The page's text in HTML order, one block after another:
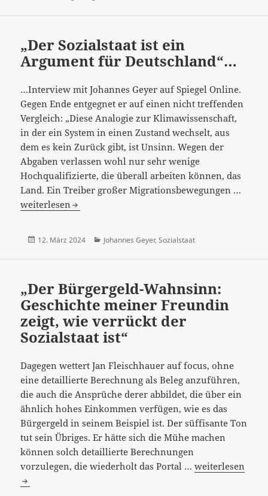
„Der Sozialstaat ist ein
Argument für Deutschland“…
…Interview mit Johannes Geyer auf Spiegel Online.
Gegen Ende entgegnet er auf einen nicht treffenden
Vergleich: „Diese Analogie zur Klimawissenschaft,
in der ein System in einen Zustand wechselt, aus
dem es kein Zurück gibt, ist Unsinn. Wegen der
Abgaben verlassen wohl nur sehr wenige
Hochqualifizierte, die überall arbeiten können, das
Land. Ein Treiber großer Migrationsbewegungen …
weiterlesen
Veröffentlicht
12. März 2024 Kategorien
Johannes Geyer, Sozialstaat
„Der Bürgergeld-Wahnsinn:
Geschichte meiner Freundin
zeigt, wie verrückt der
Sozialstaat ist“
Dagegen wettert Jan Fleischhauer auf focus, ohne
eine detaillierte Berechnung als Beleg anzuführen,
die auch die Ansprüche derer abbildet, die über ein
ähnlich hohes Einkommen verfügen, wie es das
Bürgergeld in seinem Beispiel ist. Der süffisante Ton
tut sein Übriges. Er hätte sich die Mühe machen
können solch detaillierte Berechnungen
vorzulegen, die wiederholt das Portal …„Der
weiterlesen